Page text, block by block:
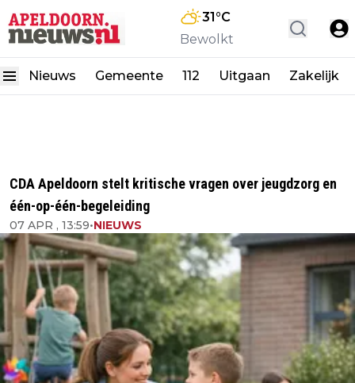
31°C
Bewolkt
Nieuws Gemeente 112 Uitgaan Zakelijk
CDA Apeldoorn stelt kritische vragen over jeugdzorg en
één-op-één-begeleiding
07 APR , 13:59•NIEUWS